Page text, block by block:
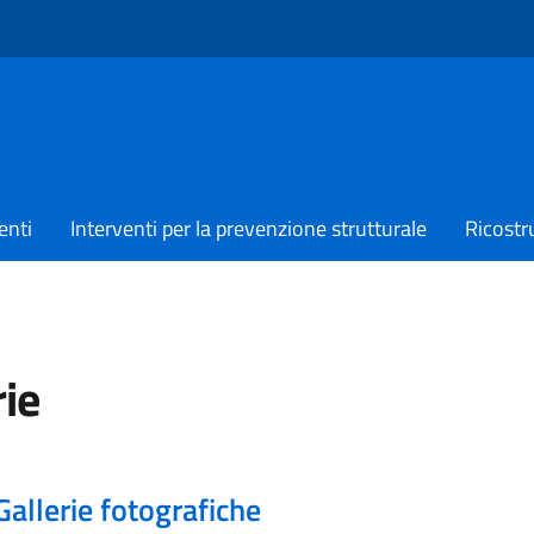
Interventi per la prevenzione strutturale
fotografiche